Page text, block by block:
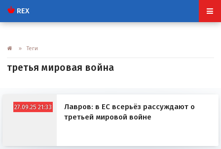
REX
» Теги
третья мировая война
27.09.25 21:33
Лавров: в ЕС всерьёз рассуждают о
третьей мировой войне